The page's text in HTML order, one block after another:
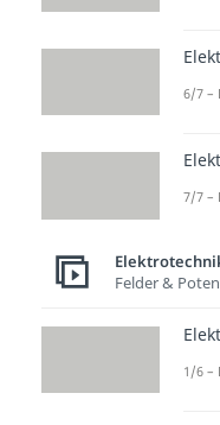
6/7 –
7/7 –
Felder &
1/6 –